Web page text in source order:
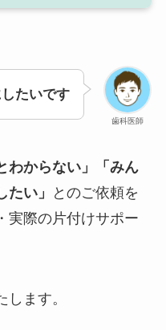
歯科医師
たいです
わからない」「みん
い」
とのご依頼を
実際の片付けサポー
ます。